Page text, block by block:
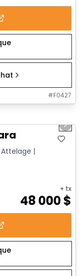
#F0427
Next
|
+ tx
48 000$